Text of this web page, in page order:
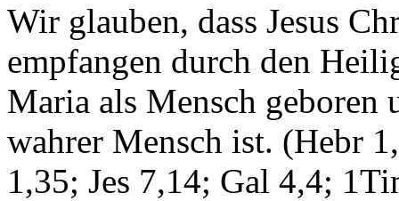
Wir glauben, dass Jesus
empfangen durch den
Maria als Mensch
wahrer Mensch ist. (Hebr
1,35; Jes 7,14; Gal 4,4;